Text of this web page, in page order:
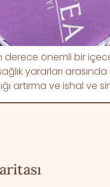
önemli bir
yararları
artırma ve ishal